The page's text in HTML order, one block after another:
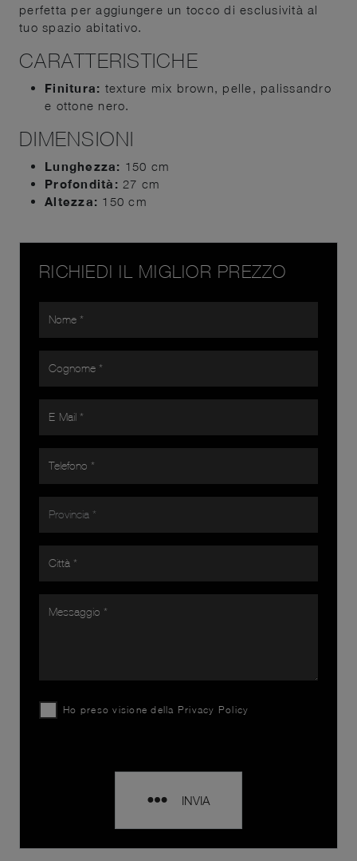
perfetta per aggiungere un tocco di esclusività al
tuo spazio abitativo.
CARATTERISTICHE
Finitura: texture mix brown, pelle, palissandro
e ottone nero.
DIMENSIONI
Lunghezza: 150 cm
Profondità: 27 cm
Altezza: 150 cm
RICHIEDI IL MIGLIOR PREZZO
Ho preso visione della Privacy Policy
INVIA